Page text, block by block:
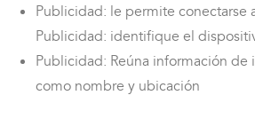
Publicidad: le permite conectarse
Publicidad: identifique el
Publicidad: Reúna información
como nombre y ubicación